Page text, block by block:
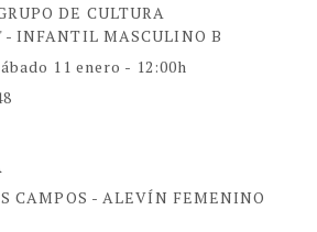
DE CULTURA
- INFANTIL MASCULINO B
11 enero - 12:00h
CAMPOS - ALEVÍN FEMENINO